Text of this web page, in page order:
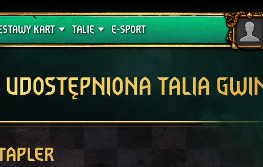
KART
Klątwa
TALIE
Poradniki
E-SPORT
UDOSTĘPNIONA TALIA